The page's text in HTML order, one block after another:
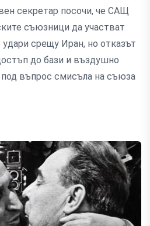
секретар посочи, че САЩ
съюзници да участват
срещу Иран, но отказът
до бази и въздушно
въпрос смисъла на съюза